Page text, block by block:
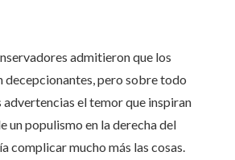
admitieron que los
decepcionantes, pero sobre todo
advertencias el temor que inspiran
un populismo en la derecha del
complicar mucho más las cosas.